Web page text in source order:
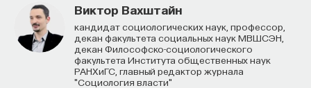
Виктор Вахштайн
кандидат социологических наук, профессор,
декан факультета социальных наук МВШСЭН,
декан Философско-социологического
факультета Института общественных наук
РАНХиГС, главный редактор журнала
"Социология власти"